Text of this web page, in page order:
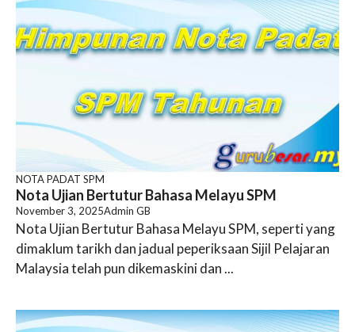
NOTA PADAT SPM
Nota Ujian Bertutur Bahasa Melayu SPM
November 3, 2025Admin GB
Nota Ujian Bertutur Bahasa Melayu SPM, seperti yang
dimaklum tarikh dan jadual peperiksaan Sijil Pelajaran
Malaysia telah pun dikemaskini dan ...